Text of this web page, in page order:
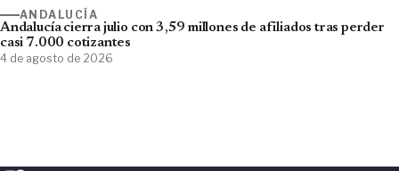
ANDALUCÍA
Andalucía cierra julio con 3,59 millones de afiliados tras perder
casi 7.000 cotizantes
4 de agosto de 2026